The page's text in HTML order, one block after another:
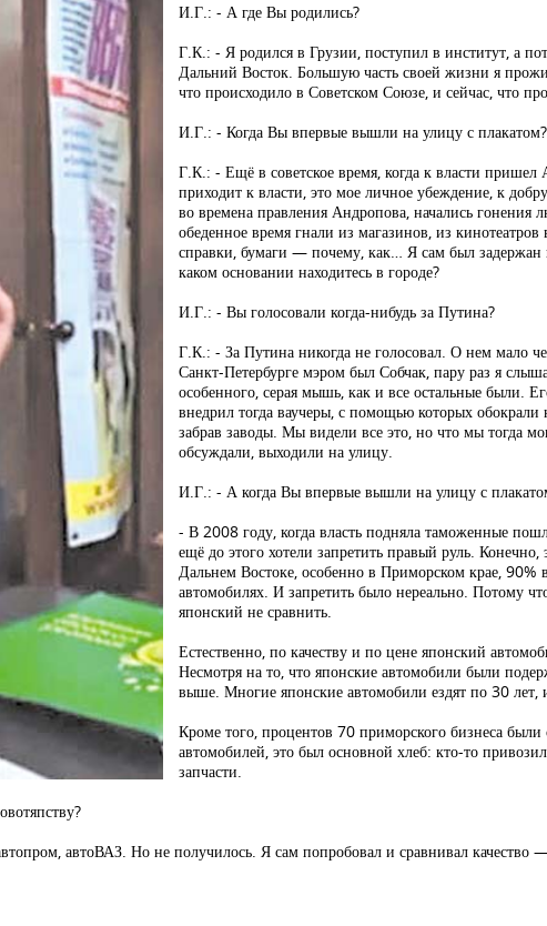
И.Г.: - А где Вы родились?
Г.К.: - Я родился в Грузии, поступил в институт, а
Дальний Восток. Большую часть своей жизни я
что происходило в Советском Союзе, и сейчас, что
И.Г.: - Когда Вы впервые вышли на улицу с плакатом?
Г.К.: - Ещё в советское время, когда к власти пришел
приходит к власти, это мое личное убеждение, к
во времена правления Андропова, начались гонения
обеденное время гнали из магазинов, из
справки, бумаги — почему, как… Я сам был задержан
каком основании находитесь в городе?
И.Г.: - Вы голосовали когда-нибудь за Путина?
Г.К.: - За Путина никогда не голосовал. О нем мало
Санкт-Петербурге мэром был Собчак, пару раз я
особенного, серая мышь, как и все остальные были.
внедрил тогда ваучеры, с помощью которых обокрали
забрав заводы. Мы видели все это, но что мы тогда
обсуждали, выходили на улицу.
И.Г.: - А когда Вы впервые вышли на улицу с
- В 2008 году, когда власть подняла таможенные
ещё до этого хотели запретить правый руль.
Дальнем Востоке, особенно в Приморском крае, 90%
автомобилях. И запретить было нереально. Потому
японский не сравнить.
Естественно, по качеству и по цене японский
Несмотря на то, что японские автомобили были
выше. Многие японские автомобили ездят по 30 лет,
Кроме того, процентов 70 приморского бизнеса
автомобилей, это был основной хлеб: кто-то
запчасти.
автоВАЗ. Но не получилось. Я сам попробовал и сравнивал качество